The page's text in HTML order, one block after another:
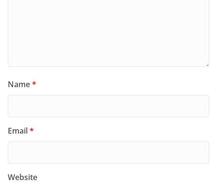
Name*
Email*
Website